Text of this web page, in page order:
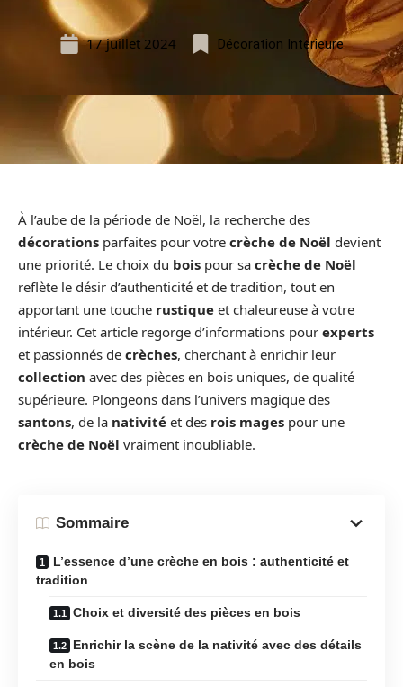
17 juillet 2024 Décoration Interieure
À l’aube de la période de Noël, la recherche des
décorations parfaites pour votre crèche de Noël devient
une priorité. Le choix du bois pour sa crèche de Noël
reflète le désir d’authenticité et de tradition, tout en
apportant une touche rustique et chaleureuse à votre
intérieur. Cet article regorge d’informations pour experts
et passionnés de crèches, cherchant à enrichir leur
collection avec des pièces en bois uniques, de qualité
supérieure. Plongeons dans l’univers magique des
santons, de la nativité et des rois mages pour une
crèche de Noël vraiment inoubliable.
Sommaire
L’essence d’une crèche en bois : authenticité et
tradition
Choix et diversité des pièces en bois
Enrichir la scène de la nativité avec des détails
en bois